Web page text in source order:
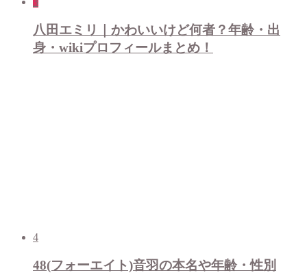
八田エミリ｜かわいいけど何者？年齢・出
身・wikiプロフィールまとめ！
4
48(フォーエイト)音羽の本名や年齢・性別